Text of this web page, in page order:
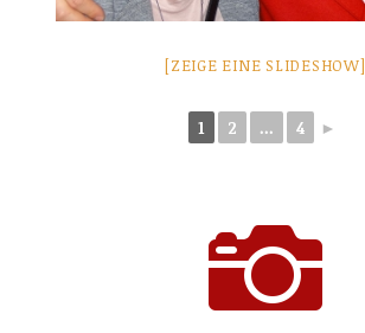
[ZEIGE EINE SLIDESHOW]
1 2 ... 4 ►
